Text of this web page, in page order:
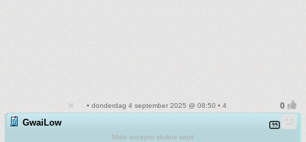
• donderdag 4 september 2025 @ 08:50 • 4
GwaiLow
Malo accepto stultus sapit